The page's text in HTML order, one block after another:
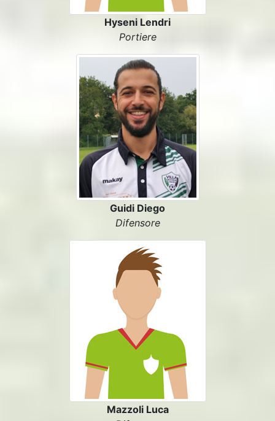
Hyseni Lendri
Portiere
Guidi Diego
Difensore
Mazzoli Luca